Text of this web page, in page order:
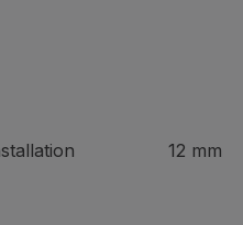
installation 12 mm